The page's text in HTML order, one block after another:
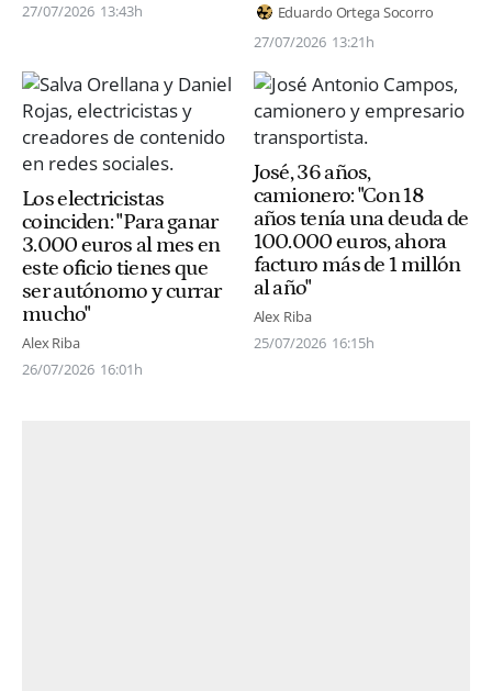
27/07/2026 13:43h
Eduardo Ortega Socorro
27/07/2026 13:21h
Los electricistas
coinciden: "Para ganar
3.000 euros al mes en
este oficio tienes que
ser autónomo y currar
mucho"
Alex Riba
26/07/2026 16:01h
José, 36 años,
camionero: "Con 18
años tenía una deuda de
100.000 euros, ahora
facturo más de 1 millón
al año"
Alex Riba
25/07/2026 16:15h